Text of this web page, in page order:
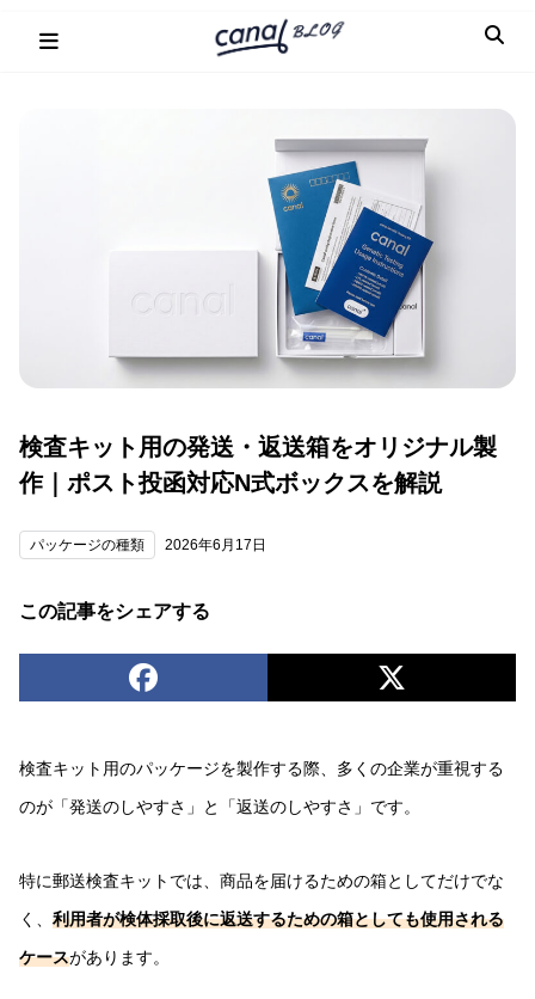
検査キット用の発送・返送箱をオリジナル製
作｜ポスト投函対応N式ボックスを解説
パッケージの種類 2026年6月17日
この記事をシェアする
検査キット用のパッケージを製作する際、多くの企業が重視する
のが「発送のしやすさ」と「返送のしやすさ」です。
特に郵送検査キットでは、商品を届けるための箱としてだけでな
く、 利用者が検体採取後に返送するための箱としても使用される
ケースがあります。